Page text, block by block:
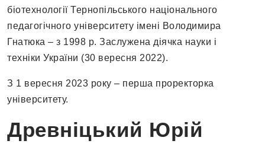
біотехнології Тернопільського національного
педагогічного університету імені Володимира
Гнатюка – з 1998 р. Заслужена діячка науки і
техніки України (30 вересня 2022).
З 1 вересня 2023 року – перша проректорка
університету.
Древніцький Юрій